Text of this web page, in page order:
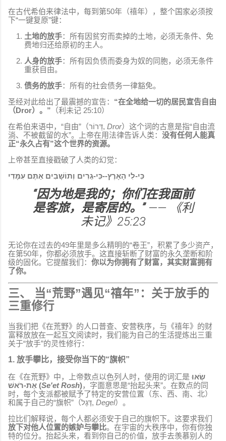
在古代希伯来律法中，每到第50年（禧年），整个国家必须按
下“一键复原”键：
土地的放手：所有因贫穷而卖掉的土地，必须无条件、免
费地归还给原初的主人。
人身的放手：所有因负债而委身为奴的同胞，必须无条件
重获自由。
债务的放手：所有的社会债务一律豁免。
圣经对此给出了最震撼的宣告： “在全地给一切的居民宣告自由
（Dror）。” （利未记 25:10）
在希伯来语中，“自由”（דְּרוֹר, Dror）这个词的古意是指“自由流
淌、不被截留的水”。上帝在用法律告诉人类： 没有任何人能真
正“永久占有”这个世界的资源。
上帝甚至直接戳破了人类的幻觉：
כִּי-לִי הָאָרֶץ--כִּי-גֵרִים וְתוֹשָׁבִים אַתֶּם עִמָּדִי
“因为地是我的；你们在我面前
是客旅，是寄居的。”—— 《利
未记》25:23
无论你在过去的49年里是多么精明的“卷王”，积累了多少资产，
在第50年，你都必须放手。这直接斩断了财富的永久垄断和阶
级的固化。它提醒我们： 你以为你拥有了财富，其实财富拥有
了你。
三、 当“荒野”遇见“禧年”：关于放手的
三重修行
当我们把《在荒野》的人口普查、安营秩序，与《禧年》的财
富释放放在一起互文阅读时，我们能为自己的生活提炼出三重
关于“放手”的灵性修行：
1. 放手攀比，接受你当下的“旗帜”
在《在荒野》中，上帝数点以色列人时，使用的词汇是שְׂאוּ
אֶת-רֹאשׁ (Se'et Rosh)，字面意思是“抬起头来”。在数点的同
时，每个支派都被赋予了特定的安营位置（东、西、南、北）
和属于自己的“旗帜”（דֶּגֶל, Degel）。
拉比们解释说，每个人都必须安于自己的旗帜下。这要求我们
放下对他人位置的嫉妒与攀比。在宇宙的大秩序中，你有你独
特的位分。抬起头来，看到你自己的价值，放手去羡慕别人的